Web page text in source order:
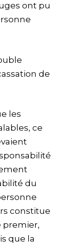
ont pu
de
les
ce
du
constitue
premier,
que la